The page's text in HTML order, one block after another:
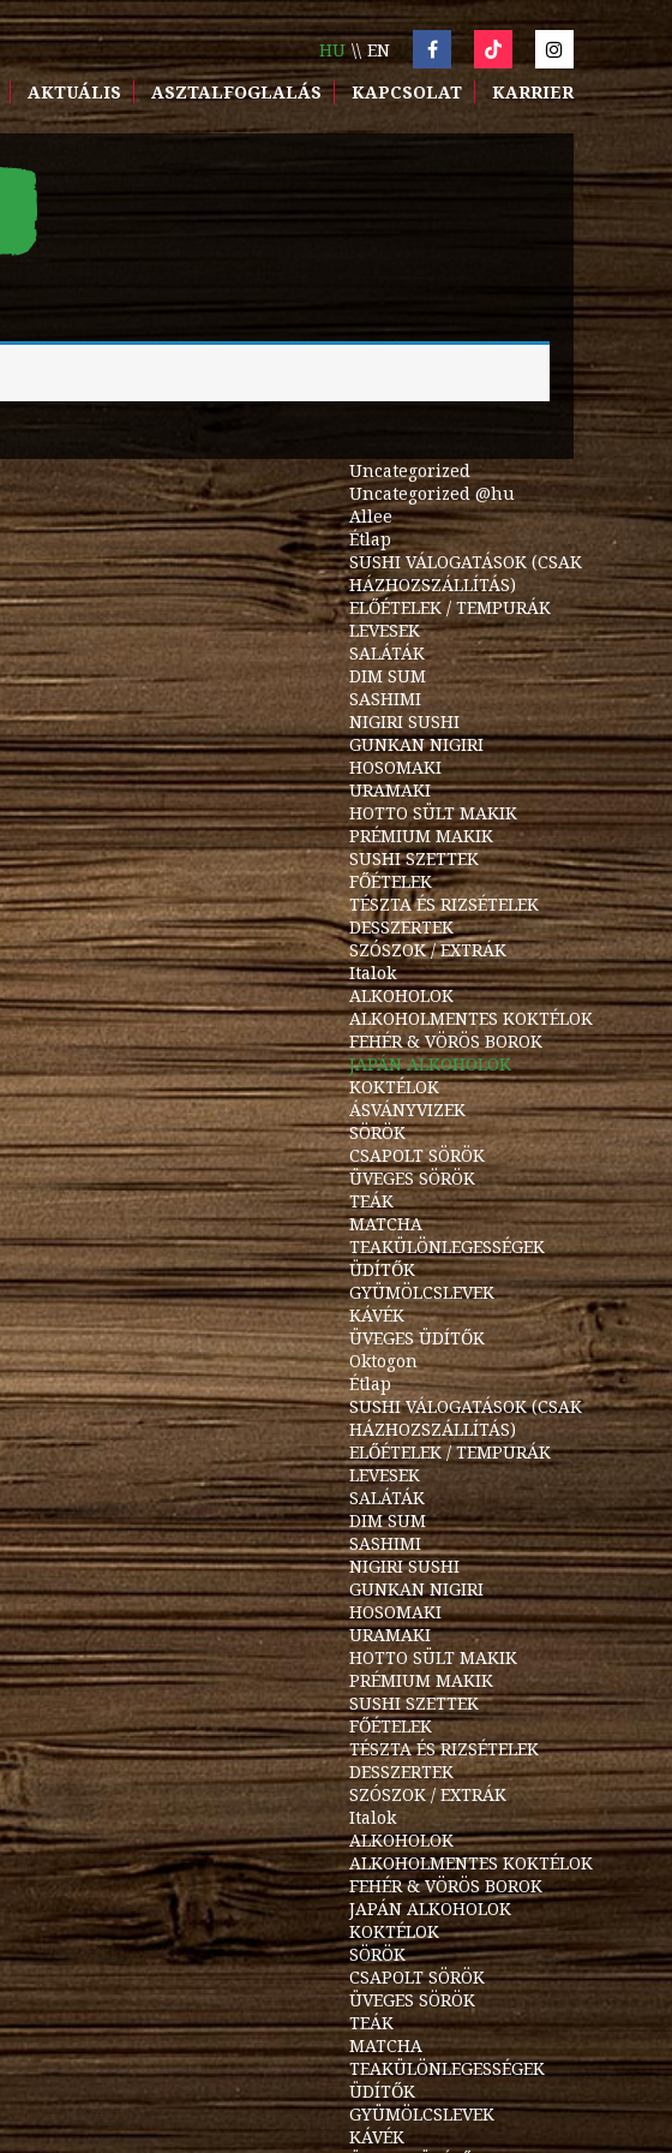
HU
EN
AKTUÁLIS ASZTALFOGLALÁS KAPCSOLAT KARRIER
Uncategorized
Uncategorized @hu
Allee
Étlap
SUSHI VÁLOGATÁSOK (CSAK
HÁZHOZSZÁLLÍTÁS)
ELŐÉTELEK / TEMPURÁK
LEVESEK
SALÁTÁK
DIM SUM
SASHIMI
NIGIRI SUSHI
GUNKAN NIGIRI
HOSOMAKI
URAMAKI
HOTTO SÜLT MAKIK
PRÉMIUM MAKIK
SUSHI SZETTEK
FŐÉTELEK
TÉSZTA ÉS RIZSÉTELEK
DESSZERTEK
SZÓSZOK / EXTRÁK
Italok
ALKOHOLOK
ALKOHOLMENTES KOKTÉLOK
FEHÉR & VÖRÖS BOROK
JAPÁN ALKOHOLOK
KOKTÉLOK
ÁSVÁNYVIZEK
SÖRÖK
CSAPOLT SÖRÖK
ÜVEGES SÖRÖK
TEÁK
MATCHA
TEAKÜLÖNLEGESSÉGEK
ÜDÍTŐK
GYÜMÖLCSLEVEK
KÁVÉK
ÜVEGES ÜDÍTŐK
Oktogon
Étlap
SUSHI VÁLOGATÁSOK (CSAK
HÁZHOZSZÁLLÍTÁS)
ELŐÉTELEK / TEMPURÁK
LEVESEK
SALÁTÁK
DIM SUM
SASHIMI
NIGIRI SUSHI
GUNKAN NIGIRI
HOSOMAKI
URAMAKI
HOTTO SÜLT MAKIK
PRÉMIUM MAKIK
SUSHI SZETTEK
FŐÉTELEK
TÉSZTA ÉS RIZSÉTELEK
DESSZERTEK
SZÓSZOK / EXTRÁK
Italok
ALKOHOLOK
ALKOHOLMENTES KOKTÉLOK
FEHÉR & VÖRÖS BOROK
JAPÁN ALKOHOLOK
KOKTÉLOK
SÖRÖK
CSAPOLT SÖRÖK
ÜVEGES SÖRÖK
TEÁK
MATCHA
TEAKÜLÖNLEGESSÉGEK
ÜDÍTŐK
GYÜMÖLCSLEVEK
KÁVÉK